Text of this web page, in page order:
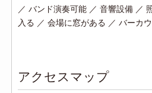
／ バンド演奏可能 ／ 音響設備 ／
入る ／ 会場に窓がある ／ バーカ
アクセスマップ